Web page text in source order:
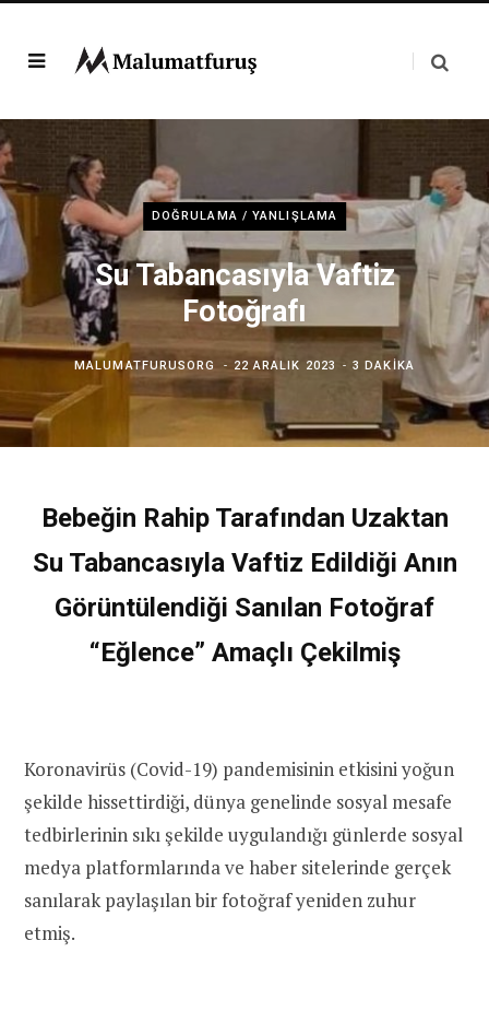
DOĞRULAMA / YANLIŞLAMA
Su Tabancasıyla Vaftiz
Fotoğrafı
MALUMATFURUSORG 22 ARALIK 2023 3 DAKIKA
Bebeğin Rahip Tarafından Uzaktan
Su Tabancasıyla Vaftiz Edildiği Anın
Görüntülendiği Sanılan Fotoğraf
“Eğlence” Amaçlı Çekilmiş
Koronavirüs (Covid-19) pandemisinin etkisini yoğun
şekilde hissettirdiği, dünya genelinde sosyal mesafe
tedbirlerinin sıkı şekilde uygulandığı günlerde sosyal
medya platformlarında ve haber sitelerinde gerçek
sanılarak paylaşılan bir fotoğraf yeniden zuhur
etmiş.